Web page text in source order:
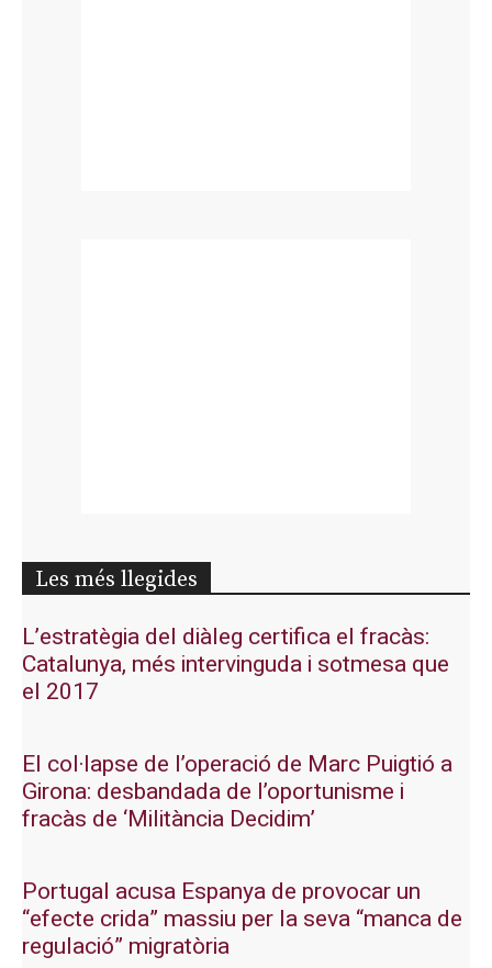
Les més llegides
L’estratègia del diàleg certifica el fracàs:
Catalunya, més intervinguda i sotmesa que
el 2017
El col·lapse de l’operació de Marc Puigtió a
Girona: desbandada de l’oportunisme i
fracàs de ‘Militància Decidim’
Portugal acusa Espanya de provocar un
“efecte crida” massiu per la seva “manca de
regulació” migratòria